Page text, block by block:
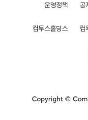
운영정책 공
컴투스홀딩스 컴
Copyright ©